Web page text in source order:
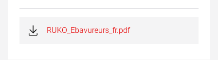
RUKO_Ebavureurs_fr.pdf